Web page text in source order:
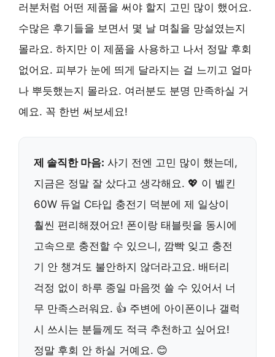
러분처럼 어떤 제품을 써야 할지 고민 많이 했어요.
수많은 후기들을 보면서 몇 날 며칠을 망설였는지
몰라요. 하지만 이 제품을 사용하고 나서 정말 후회
없어요. 피부가 눈에 띄게 달라지는 걸 느끼고 얼마
나 뿌듯했는지 몰라요. 여러분도 분명 만족하실 거
예요. 꼭 한번 써보세요!
제 솔직한 마음: 사기 전엔 고민 많이 했는데,
지금은 정말 잘 샀다고 생각해요. 💖 이 벨킨
60W 듀얼 C타입 충전기 덕분에 제 일상이
훨씬 편리해졌어요! 폰이랑 태블릿을 동시에
고속으로 충전할 수 있으니, 깜빡 잊고 충전
기 안 챙겨도 불안하지 않더라고요. 배터리
걱정 없이 하루 종일 마음껏 쓸 수 있어서 너
무 만족스러워요. 👍 주변에 아이폰이나 갤럭
시 쓰시는 분들께도 적극 추천하고 싶어요!
정말 후회 안 하실 거예요. 😊